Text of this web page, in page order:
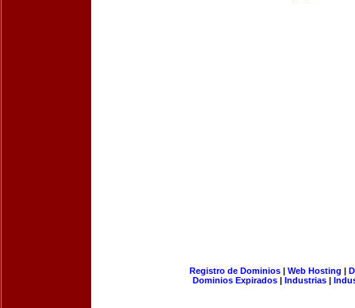
Registro de Dominios| Web Hosting |
Dominios Expirados | Industrias |